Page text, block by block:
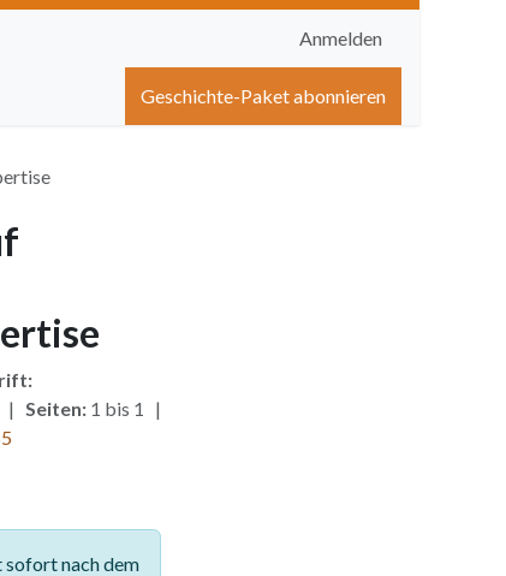
Anmelden
Hilfe
Geschichte-Paket abonnieren
| Seiten:1 bis 1 |
nach dem